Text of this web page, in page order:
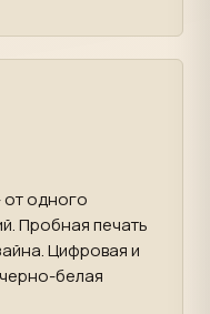
одного
Пробная печать
Цифровая и
белая